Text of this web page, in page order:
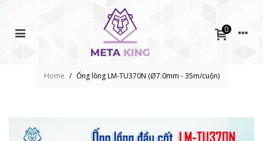
0
Home / Ống lồng LM-TU370N (Ø7.0mm - 35m/cuộn)